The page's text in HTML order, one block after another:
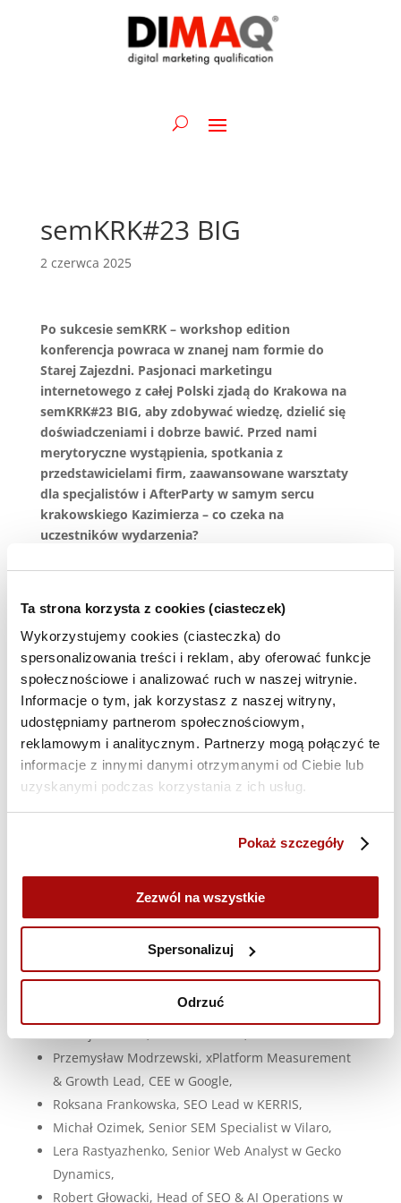
Ta strona korzysta z cookies (ciasteczek)
Wykorzystujemy cookies (ciasteczka) do
spersonalizowania treści i reklam, aby oferować funkcje
społecznościowe i analizować ruch w naszej witrynie.
Informacje o tym, jak korzystasz z naszej witryny,
udostępniamy partnerom społecznościowym,
reklamowym i analitycznym. Partnerzy mogą połączyć te
informacje z innymi danymi otrzymanymi od Ciebie lub
uzyskanymi podczas korzystania z ich usług.
Pokaż szczegóły
Zezwól na wszystkie
Spersonalizuj
Odrzuć
semKRK#23 BIG
2 czerwca 2025
Po sukcesie semKRK – workshop edition
konferencja powraca w znanej nam formie do
Starej Zajezdni. Pasjonaci marketingu
internetowego z całej Polski zjadą do Krakowa na
semKRK#23 BIG, aby zdobywać wiedzę, dzielić się
doświadczeniami i dobrze bawić. Przed nami
merytoryczne wystąpienia, spotkania z
przedstawicielami firm, zaawansowane warsztaty
dla specjalistów i AfterParty w samym sercu
krakowskiego Kazimierza – co czeka na
uczestników wydarzenia?
na co dzień są praktykami, występują na
pierwsi dzielą się nowinkami z obszarów, w których
się specjalizują.
Na scenie wystąpią::
Maciej Chmurkowski, Enterprise Products Owner
Senuto Enterprise,
Damian Sałkowski, CEO Senuto,
Krzysztof Modrzewski, Head of Education w
Sebastian Heymann, Head of SEO w Agencji
Rise360,
Murat Yatagan, Growth Advisor w
Mark Williams-Cook, Director Candour,
Maciej Lewiński, CEO data.rocks,
Przemysław Modrzewski, xPlatform Measurement
& Growth Lead, CEE w Google,
Roksana Frankowska, SEO Lead w KERRIS,
Michał Ozimek, Senior SEM Specialist w Vilaro,
Lera Rastyazhenko, Senior Web Analyst w Gecko
Dynamics,
Robert Głowacki, Head of SEO & AI Operations w